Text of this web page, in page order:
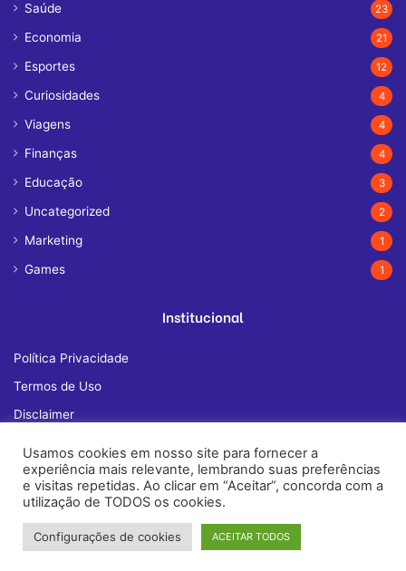
Saúde 23
Economia 21
Esportes 12
Curiosidades 4
Viagens 4
Finanças 4
Educação 3
Uncategorized 2
Marketing 1
Games 1
Institucional
Política Privacidade
Termos de Uso
Disclaimer
Fale Conosco
© Copyright 2026, All Rights Reserved |janelatech.com
Usamos cookies em nosso site para fornecer a
experiência mais relevante, lembrando suas preferências
e visitas repetidas. Ao clicar em “Aceitar”, concorda com a
utilização de TODOS os cookies.
Configurações de cookies ACEITAR TODOS